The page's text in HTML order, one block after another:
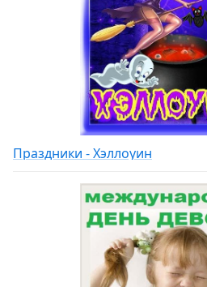
Праздники - Хэллоуин